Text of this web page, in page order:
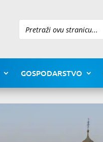
Pretraži
GOSPODARSTVO